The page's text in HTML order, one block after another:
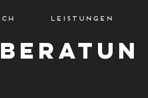
LEISTUNGEN